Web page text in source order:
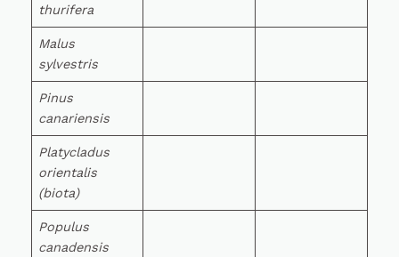
thurifera
Malus
sylvestris
Pinus
canariensis
Platycladus
orientalis
(biota)
Populus
canadensis